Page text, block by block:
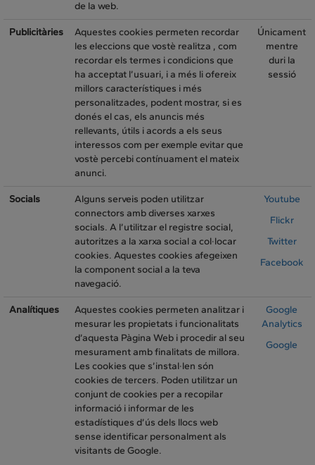
de la web.
Publicitàries
Aquestes cookies permeten recordar
les eleccions que vostè realitza , com
recordar els termes i condicions que
ha acceptat l’usuari, i a més li ofereix
millors característiques i més
personalitzades, podent mostrar, si es
donés el cas, els anuncis més
rellevants, útils i acords a els seus
interessos com per exemple evitar que
vostè percebi contínuament el mateix
anunci.
Únicament
mentre
duri la
sessió
Socials
Alguns serveis poden utilitzar
connectors amb diverses xarxes
socials. A l’utilitzar el registre social,
autoritzes a la xarxa social a col·locar
cookies. Aquestes cookies afegeixen
la component social a la teva
navegació.
Youtube
Flickr
Twitter
Facebook
Analítiques
Aquestes cookies permeten analitzar i
mesurar les propietats i funcionalitats
d’aquesta Pàgina Web i procedir al seu
mesurament amb finalitats de millora.
Les cookies que s’instal·len són
cookies de tercers. Poden utilitzar un
conjunt de cookies per a recopilar
informació i informar de les
estadístiques d’ús dels llocs web
sense identificar personalment als
visitants de Google.
Google
Analytics
Google